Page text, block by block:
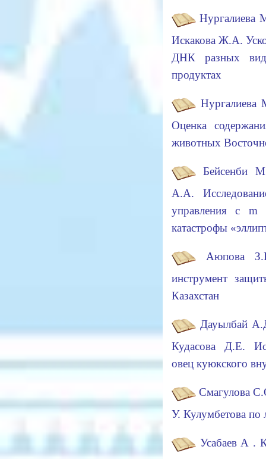
Нургалиева
Искакова Ж.А.
ДНК разных
продуктах
Оценка
животных
Бейсенби
А.А.
управления с
катастрофы
Аюпова
инструмент
Казахстан
Дауылбай
Кудасова Д.Е.
овец куюкского
Смагулова
У. Кулумбетова по
Усабаев А .